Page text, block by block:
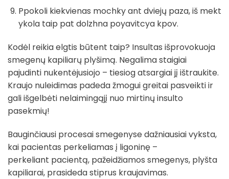
Ppokoli kiekvienas mochky ant dviejų paza, iš mekt
ykola taip pat dolzhna poyavitcya kpov.
Kodėl reikia elgtis būtent taip? Insultas išprovokuoja
smegenų kapiliarų plyšimą. Negalima staigiai
pajudinti nukentėjusiojo – tiesiog atsargiai jį ištraukite.
Kraujo nuleidimas padeda žmogui greitai pasveikti ir
gali išgelbėti nelaimingąjį nuo mirtinų insulto
pasekmių!
Bauginčiausi procesai smegenyse dažniausiai vyksta,
kai pacientas perkeliamas į ligoninę –
perkeliant pacientą, pažeidžiamos smegenys, plyšta
kapiliarai, prasideda stiprus kraujavimas.